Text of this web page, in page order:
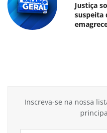
Justiça
suspeita
Inscreva-se na nossa